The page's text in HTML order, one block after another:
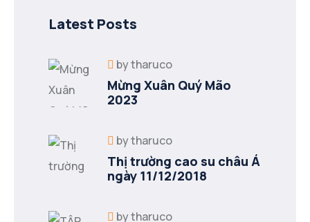
Latest Posts
bytharuco
Mừng Xuân Quý Mão
2023
bytharuco
Thị trường cao su châu Á
ngày 11/12/2018
bytharuco